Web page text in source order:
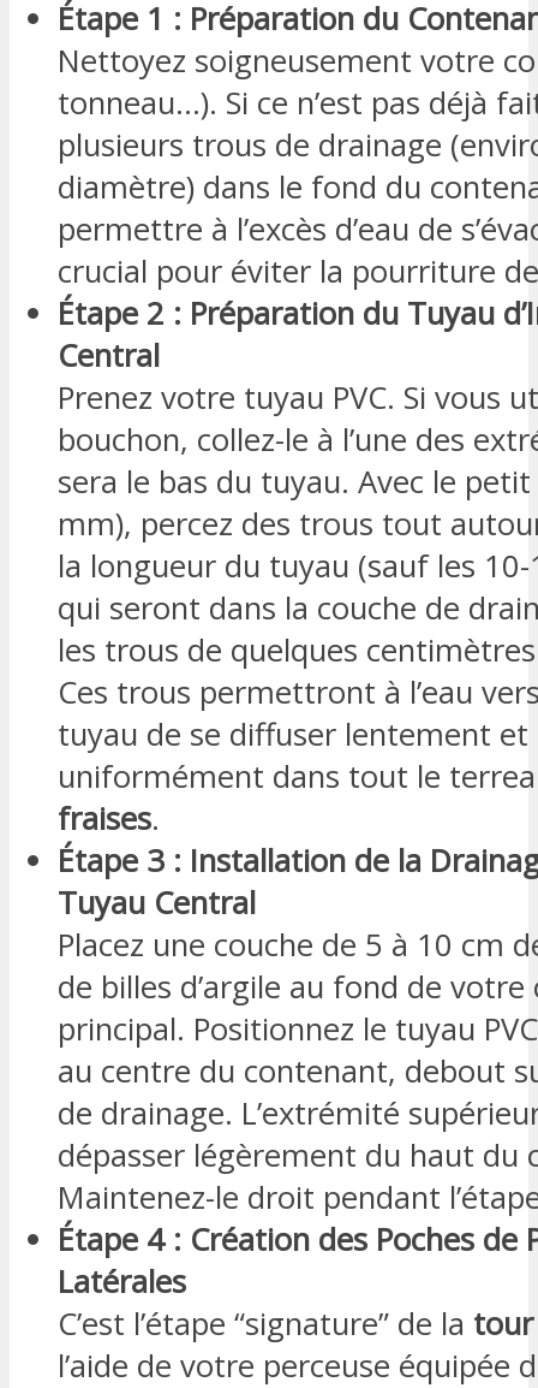
Étape 1 : Préparation du
Nettoyez soigneusement votre
tonneau…). Si ce n’est pas déjà
plusieurs trous de drainage
diamètre) dans le fond du
permettre à l’excès d’eau de
crucial pour éviter la pourriture
Étape 2 : Préparation du Tuyau
Central
Prenez votre tuyau PVC. Si vous
bouchon, collez-le à l’une des
sera le bas du tuyau. Avec le
mm), percez des trous tout
la longueur du tuyau (sauf les
qui seront dans la couche de
les trous de quelques
Ces trous permettront à l’eau
tuyau de se diffuser lentement et
uniformément dans tout le
fraises.
Étape 3 : Installation de la
Tuyau Central
Placez une couche de 5 à 10 cm
de billes d’argile au fond de
principal. Positionnez le tuyau
au centre du contenant, debout
de drainage. L’extrémité
dépasser légèrement du haut du
Maintenez-le droit pendant
Étape 4 : Création des Poches de
Latérales
C’est l’étape “signature” de la
l’aide de votre perceuse équipée